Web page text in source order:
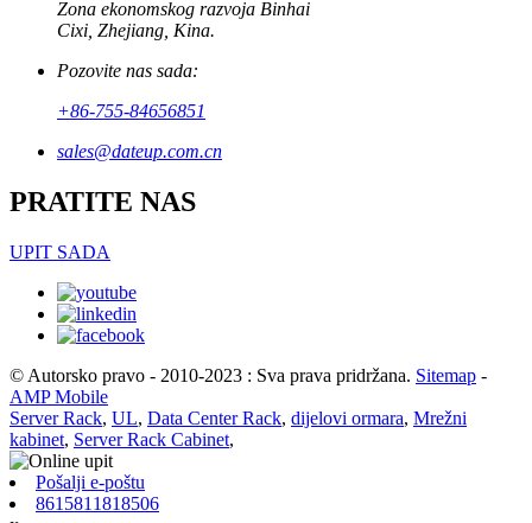
Zona ekonomskog razvoja Binhai
Cixi, Zhejiang, Kina.
Pozovite nas sada:
+86-755-84656851
sales@dateup.com.cn
PRATITE NAS
UPIT SADA
© Autorsko pravo - 2010-2023 : Sva prava pridržana. Sitemap -
AMP Mobile
Server Rack, UL, Data Center Rack, dijelovi ormara, Mrežni
kabinet, Server Rack Cabinet,
Pošalji e-poštu
8615811818506